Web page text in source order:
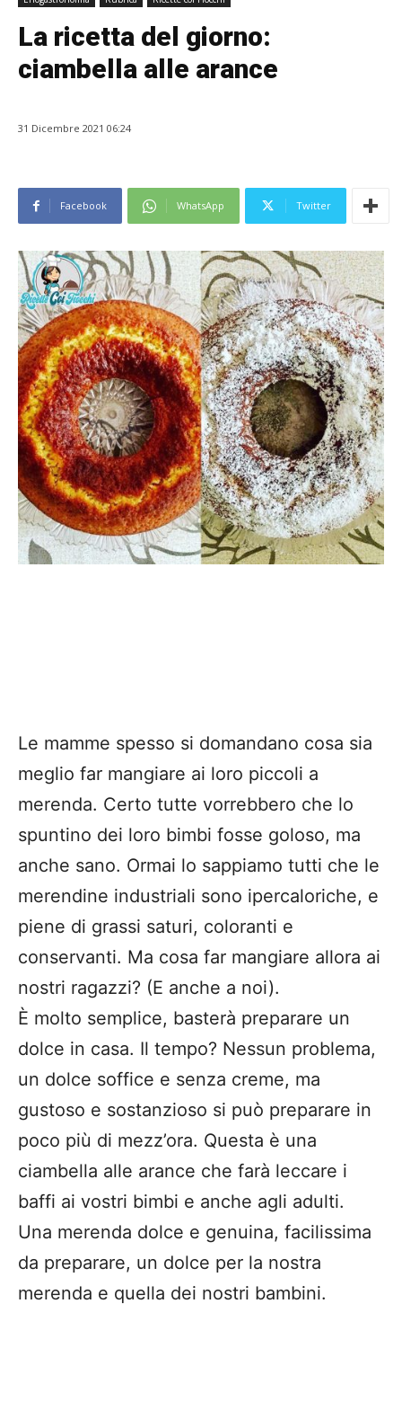
La ricetta del giorno:
ciambella alle arance
31 Dicembre 2021 06:24
Facebook WhatsApp Twitter
Le mamme spesso si domandano cosa sia
meglio far mangiare ai loro piccoli a
merenda. Certo tutte vorrebbero che lo
spuntino dei loro bimbi fosse goloso, ma
anche sano. Ormai lo sappiamo tutti che le
merendine industriali sono ipercaloriche, e
piene di grassi saturi, coloranti e
conservanti. Ma cosa far mangiare allora ai
nostri ragazzi? (E anche a noi).
È molto semplice, basterà preparare un
dolce in casa. Il tempo? Nessun problema,
un dolce soffice e senza creme, ma
gustoso e sostanzioso si può preparare in
poco più di mezz’ora. Questa è una
ciambella alle arance che farà leccare i
baffi ai vostri bimbi e anche agli adulti.
Una merenda dolce e genuina, facilissima
da preparare, un dolce per la nostra
merenda e quella dei nostri bambini.